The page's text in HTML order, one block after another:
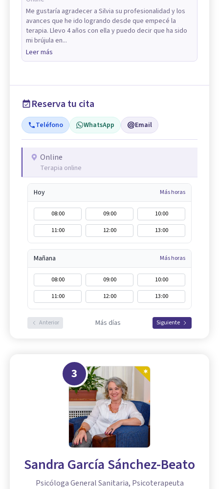
Me gustaría agradecer a Silvia su profesionalidad y los
avances que he ido logrando desde que empecé la
terapia. Llevo 4 años con ella y puedo decir que ha sido
mi brújula en...
Leer más
Reserva tu cita
Teléfono WhatsApp Email
Online
Terapia online
Hoy Más horas
08:00 09:00
10:00
11:00
12:00 13:00
Mañana Más horas
08:00 09:00
10:00
11:00
12:00 13:00
Anterior Más días Siguiente
3
Sandra García Sánchez-Beato
Psicóloga General Sanitaria, Psicoterapeuta